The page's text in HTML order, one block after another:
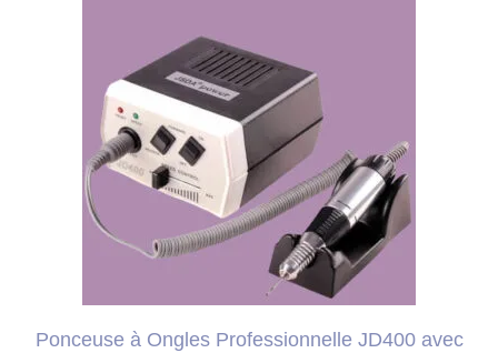
Ponceuse à Ongles Professionnelle JD400 avec